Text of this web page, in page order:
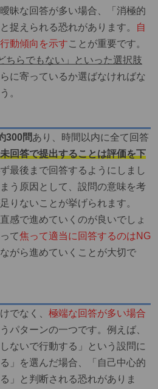
昧な回答が多い場合、「消極的
捉えられる恐れがあります。
自
動傾向を示すことが重要です。
ちらでもない」といった選択肢
に寄っているか選ばなければな
。
300問あり、時間以内に全て回答
未回答で提出することは評価を下
最後まで回答するようにしまし
う原因として、設問の意味を考
りないことが挙げられます。
感で進めていくのが良いでしょ
て焦って適当に回答するのはNG
がら進めていくことが大切で
でなく、 極端な回答が多い場合
パターンの一つです。例えば、
ないで行動する」という設問に
」を選んだ場合、「自己中心的
」と判断される恐れがありま